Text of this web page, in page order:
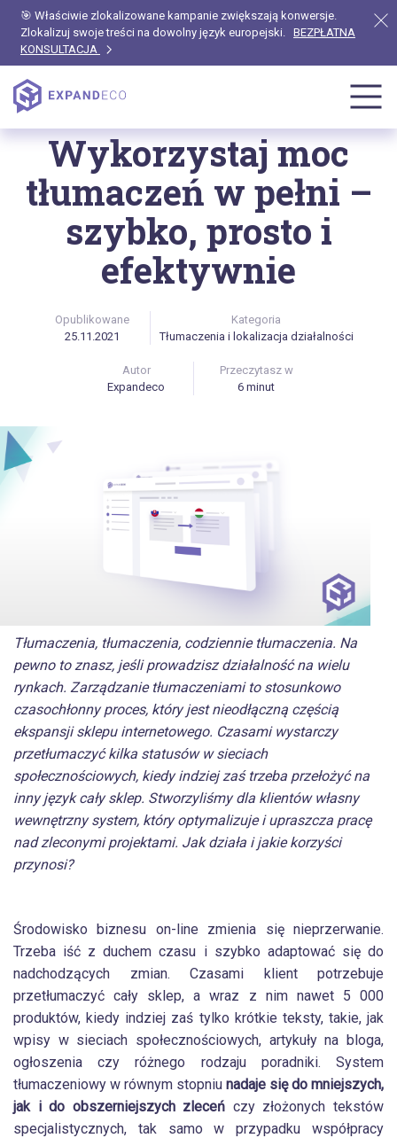
🎯 Właściwie zlokalizowane kampanie zwiększają konwersje.
Zlokalizuj swoje treści na dowolny język europejski. BEZPŁATNA
KONSULTACJA
Tłumaczenia i lokalizacja działalności
Wykorzystaj moc
tłumaczeń w pełni –
szybko, prosto i
efektywnie
Opublikowane
25.11.2021
Kategoria
Tłumaczenia i lokalizacja działalności
Autor
Expandeco
Przeczytasz w
6 minut
Tłumaczenia, tłumaczenia, codziennie tłumaczenia. Na
pewno to znasz, jeśli prowadzisz działalność na wielu
rynkach. Zarządzanie tłumaczeniami to stosunkowo
czasochłonny proces, który jest nieodłączną częścią
ekspansji sklepu internetowego. Czasami wystarczy
przetłumaczyć kilka statusów w sieciach
społecznościowych, kiedy indziej zaś trzeba przełożyć na
inny język cały sklep. Stworzyliśmy dla klientów własny
wewnętrzny system, który optymalizuje i upraszcza pracę
nad zleconymi projektami. Jak działa i jakie korzyści
przynosi?
Środowisko biznesu on-line zmienia się nieprzerwanie.
Trzeba iść z duchem czasu i szybko adaptować się do
nadchodzących zmian. Czasami klient potrzebuje
przetłumaczyć cały sklep, a wraz z nim nawet 5 000
produktów, kiedy indziej zaś tylko krótkie teksty, takie, jak
wpisy w sieciach społecznościowych, artykuły na bloga,
ogłoszenia czy różnego rodzaju poradniki. System
tłumaczeniowy w równym stopniu nadaje się do mniejszych,
jak i do obszerniejszych zleceń czy złożonych tekstów
specjalistycznych, tak samo w przypadku współpracy